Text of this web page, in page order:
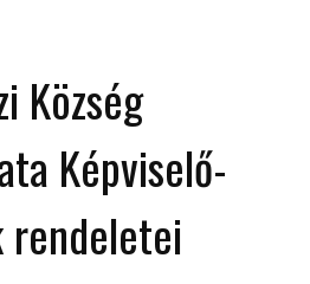
Község
Képviselő-